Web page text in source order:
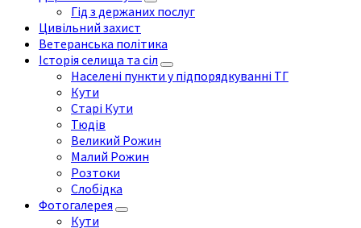
Гід з держаних послуг
Цивільний захист
Ветеранська політика
Історія селища та сіл
Населені пункти у підпорядкуванні ТГ
Кути
Старі Кути
Тюдів
Великий Рожин
Малий Рожин
Розтоки
Слобідка
Фотогалерея
Кути